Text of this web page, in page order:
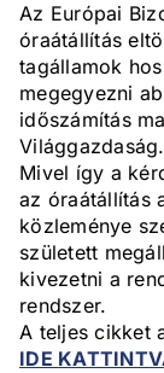
Az Európai
óraátállítás
tagállamok
megegyezni
időszámítás
Világgazdaság.
Mivel így a
az óraátállítás
közleménye
született
kivezetni a
rendszer.
A teljes cikket
IDE